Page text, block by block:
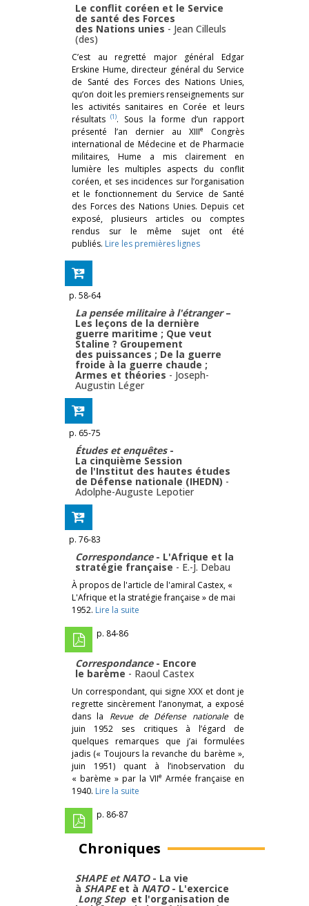
Le conflit coréen et le Service
de santé des Forces
des Nations unies - Jean Cilleuls
(des)
C’est au regretté major général Edgar
Erskine Hume, directeur général du Service
de Santé des Forces des Nations Unies,
qu’on doit les premiers renseignements sur
les activités sanitaires en Corée et leurs
résultats (1). Sous la forme d’un rapport
présenté l’an dernier au XIIIe
Congrès
international de Médecine et de Pharmacie
militaires, Hume a mis clairement en
lumière les multiples aspects du conflit
coréen, et ses incidences sur l’organisation
et le fonctionnement du Service de Santé
des Forces des Nations Unies. Depuis cet
exposé, plusieurs articles ou comptes
rendus sur le même sujet ont été
publiés. Lire les premières lignes
p. 58-64
La pensée militaire à l'étranger–
Les leçons de la dernière
guerre maritime ; Que veut
Staline ? Groupement
des puissances ; De la guerre
froide à la guerre chaude ;
Armes et théories - Joseph-
Augustin Léger
p. 65-75
Études et enquêtes-
La cinquième Session
de l'Institut des hautes études
de Défense nationale (IHEDN) -
Adolphe-Auguste Lepotier
p. 76-83
Correspondance - L'Afrique et la
stratégie française - E.-J. Debau
À propos de l'article de l'amiral Castex, «
L'Afrique et la stratégie française » de mai
1952. Lire la suite
p. 84-86
Correspondance - Encore
le barème - Raoul Castex
Un correspondant, qui signe XXX et dont je
regrette sincèrement l’anonymat, a exposé
dans la Revue de Défense nationale de
juin 1952 ses critiques à l’égard de
quelques remarques que j’ai formulées
jadis (« Toujours la revanche du barème »,
juin 1951) quant à l’inobservation du
« barème » par la VIIe Armée française en
1940. Lire la suite
p. 86-87
Chroniques
SHAPE et NATO- La vie
à SHAPEet à NATO - L'exercice
Long Step et l'organisation de